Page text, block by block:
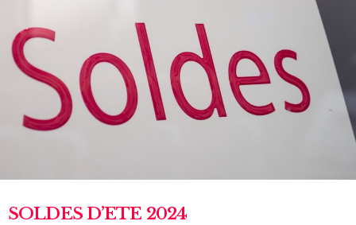
SOLDES D’ETE 2024